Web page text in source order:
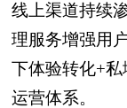
线上渠道持续
理服务增强用
下体验转化+
运营体系。